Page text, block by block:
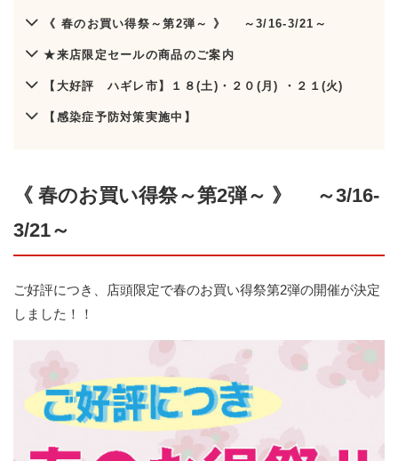
《 春のお買い得祭～第2弾～ 》 ～3/16-3/21～
★来店限定セールの商品のご案内
【大好評 ハギレ市】１８(土)・２０(月) ・２１(火)
【感染症予防対策実施中】
《 春のお買い得祭～第2弾～ 》 ～3/16-
3/21～
ご好評につき、店頭限定で春のお買い得祭第2弾の開催が決定
しました！！